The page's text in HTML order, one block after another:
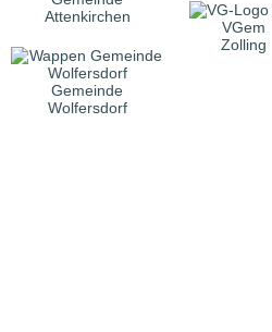
Attenkirchen
VGem
Zolling
Gemeinde
Wolfersdorf